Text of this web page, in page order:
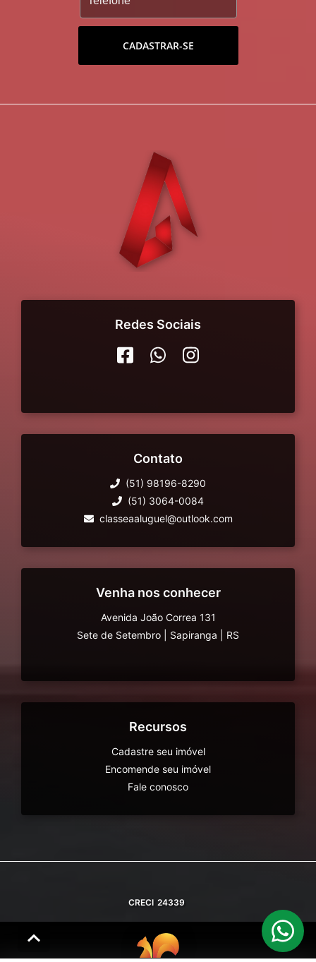
CADASTRAR-SE
Redes Sociais
Contato
(51) 98196-8290
(51) 3064-0084
classeaaluguel@outlook.com
Venha nos conhecer
Avenida João Correa 131
Sete de Setembro
Sapiranga RS
Recursos
Cadastre seu imóvel
Encomende seu imóvel
Fale conosco
CRECI 24339